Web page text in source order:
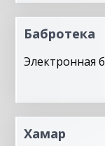
Бабротека
Электронная
Хамар